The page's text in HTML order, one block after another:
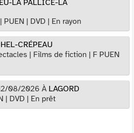
LA PALLICE-LA
| PUEN | DVD | En rayon
CRÉPEAU
| Films de fiction | F PUEN
08/2026 À LAGORD
| DVD | En prêt